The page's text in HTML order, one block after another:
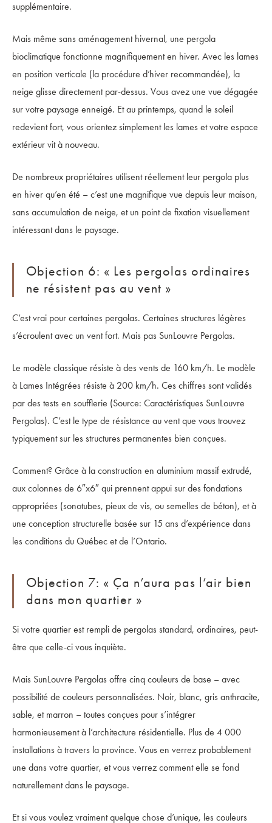
supplémentaire.
Mais même sans aménagement hivernal, une pergola
bioclimatique fonctionne magnifiquement en hiver. Avec les lames
en position verticale (la procédure d’hiver recommandée), la
neige glisse directement par-dessus. Vous avez une vue dégagée
sur votre paysage enneigé. Et au printemps, quand le soleil
redevient fort, vous orientez simplement les lames et votre espace
extérieur vit à nouveau.
De nombreux propriétaires utilisent réellement leur pergola plus
en hiver qu’en été – c’est une magnifique vue depuis leur maison,
sans accumulation de neige, et un point de fixation visuellement
intéressant dans le paysage.
Objection 6: « Les pergolas ordinaires
ne résistent pas au vent »
C’est vrai pour certaines pergolas. Certaines structures légères
s’écroulent avec un vent fort. Mais pas SunLouvre Pergolas.
Le modèle classique résiste à des vents de 160 km/h. Le modèle
à Lames Intégrées résiste à 200 km/h. Ces chiffres sont validés
par des tests en soufflerie (Source: Caractéristiques SunLouvre
Pergolas). C’est le type de résistance au vent que vous trouvez
typiquement sur les structures permanentes bien conçues.
Comment? Grâce à la construction en aluminium massif extrudé,
aux colonnes de 6″x6″ qui prennent appui sur des fondations
appropriées (sonotubes, pieux de vis, ou semelles de béton), et à
une conception structurelle basée sur 15 ans d’expérience dans
les conditions du Québec et de l’Ontario.
Objection 7: « Ça n’aura pas l’air bien
dans mon quartier »
Si votre quartier est rempli de pergolas standard, ordinaires, peut-
être que celle-ci vous inquiète.
Mais SunLouvre Pergolas offre cinq couleurs de base – avec
possibilité de couleurs personnalisées. Noir, blanc, gris anthracite,
sable, et marron – toutes conçues pour s’intégrer
harmonieusement à l’architecture résidentielle. Plus de 4 000
installations à travers la province. Vous en verrez probablement
une dans votre quartier, et vous verrez comment elle se fond
naturellement dans le paysage.
Et si vous voulez vraiment quelque chose d’unique, les couleurs